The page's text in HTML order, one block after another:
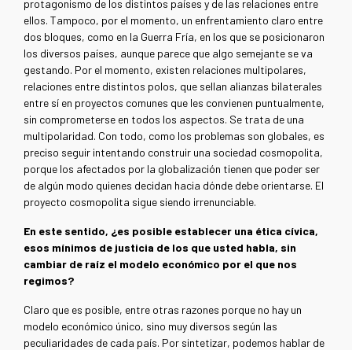
protagonismo de los distintos países y de las relaciones entre
ellos. Tampoco, por el momento, un enfrentamiento claro entre
dos bloques, como en la Guerra Fría, en los que se posicionaron
los diversos países, aunque parece que algo semejante se va
gestando. Por el momento, existen relaciones multipolares,
relaciones entre distintos polos, que sellan alianzas bilaterales
entre sí en proyectos comunes que les convienen puntualmente,
sin comprometerse en todos los aspectos. Se trata de una
multipolaridad. Con todo, como los problemas son globales, es
preciso seguir intentando construir una sociedad cosmopolita,
porque los afectados por la globalización tienen que poder ser
de algún modo quienes decidan hacia dónde debe orientarse. El
proyecto cosmopolita sigue siendo irrenunciable.
En este sentido, ¿es posible establecer una ética cívica,
esos mínimos de justicia de los que usted habla, sin
cambiar de raíz el modelo económico por el que nos
regimos?
Claro que es posible, entre otras razones porque no hay un
modelo económico único, sino muy diversos según las
peculiaridades de cada país. Por sintetizar, podemos hablar de